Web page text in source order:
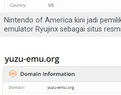
Nintendo of America kini jadi
emulator Ryujinx sebagai situs